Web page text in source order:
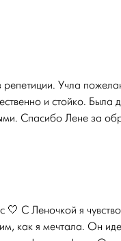
Учла
и стойко. Была
Спасибо Лене за
🤍 С Леночкой я
как я мечтала. Он